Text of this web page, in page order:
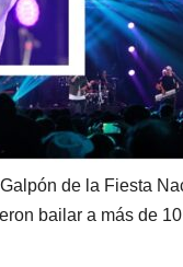
de la Fiesta
bailar a más de